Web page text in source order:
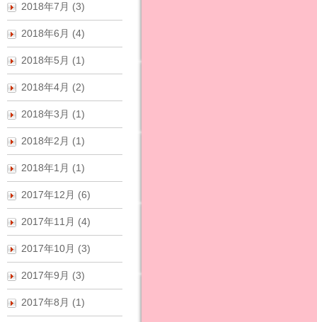
2018年7月 (3)
2018年6月 (4)
2018年5月 (1)
2018年4月 (2)
2018年3月 (1)
2018年2月 (1)
2018年1月 (1)
2017年12月 (6)
2017年11月 (4)
2017年10月 (3)
2017年9月 (3)
2017年8月 (1)